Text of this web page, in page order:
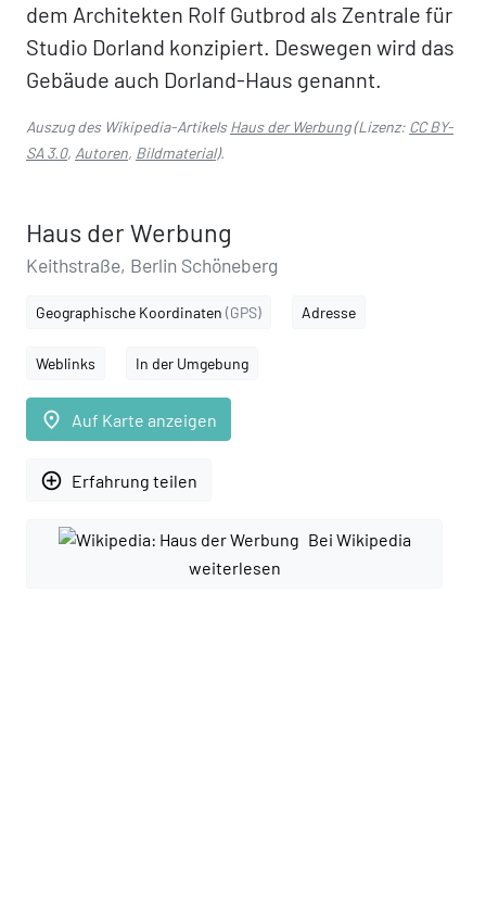
dem Architekten Rolf Gutbrod als Zentrale für
Studio Dorland konzipiert. Deswegen wird das
Gebäude auch Dorland-Haus genannt.
Auszug des Wikipedia-ArtikelsHaus der Werbung(Lizenz: CC BY-
SA 3.0, Autoren, Bildmaterial).
Haus der Werbung
Keithstraße, Berlin Schöneberg
Geographische Koordinaten (GPS) Adresse
Weblinks In der Umgebung
place Auf Karte anzeigen
add_circle_outline Erfahrung teilen
Bei Wikipedia
weiterlesen